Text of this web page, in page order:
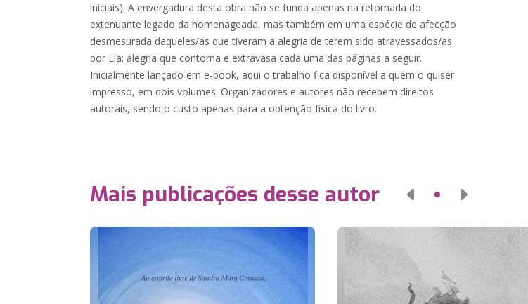
iniciais). A envergadura desta obra não se funda apenas na retomada do
extenuante legado da homenageada, mas também em uma espécie de afecção
desmesurada daqueles/as que tiveram a alegria de terem sido atravessados/as
por Ela; alegria que contorna e extravasa cada uma das páginas a seguir.
Inicialmente lançado em e-book, aqui o trabalho fica disponível a quem o quiser
impresso, em dois volumes. Organizadores e autores não recebem direitos
autorais, sendo o custo apenas para a obtenção física do livro.
Mais publicações desse autor